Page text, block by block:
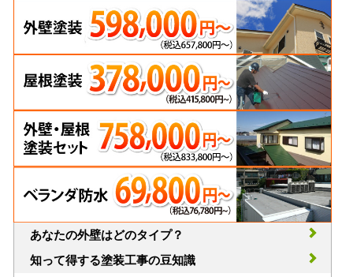
あなたの外壁はどのタイプ？
知って得する塗装工事の豆知識